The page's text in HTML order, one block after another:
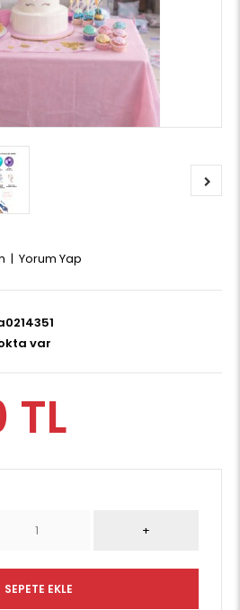
| Yorum Yap
var